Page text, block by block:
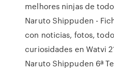
melhores ninjas de
Naruto Shippuden -
con noticias, fotos,
curiosidades en Watvi
Naruto Shippuden 6ª